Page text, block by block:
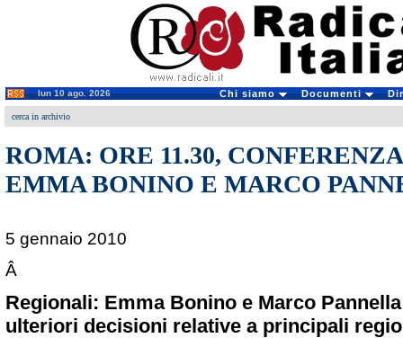
lun 10 ago. 2026 Chi siamo Documenti
cerca in archivio
ROMA: ORE 11.30,
EMMA BONINO E MARCO
5 gennaio 2010
Â
Regionali: Emma Bonino e Marco
ulteriori decisioni relative a principali